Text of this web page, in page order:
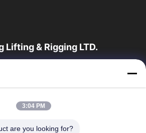
Lifting & Rigging LTD.
हम अपने ग्राहकों को प्रीमियम लिफ्टिंग और
किए गए लिफ्टिंग समाधान प्रदान...
उत्पादों
हमारे बारे में
3:04 PM
are you looking for?